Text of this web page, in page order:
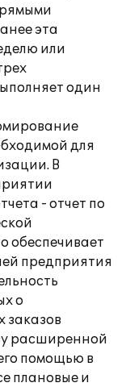
эта
или
один
для
В
- отчет по
обеспечивает
предприятия
о
заказов
расширенной
помощью в
плановые и